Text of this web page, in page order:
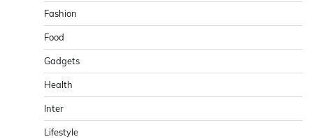
Fashion
Food
Gadgets
Health
Inter
Lifestyle